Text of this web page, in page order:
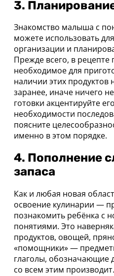
3.
Знакомство малыша с
можете использовать
организации и
Прежде всего, в рецепте
необходимое для
наличии этих продуктов
заранее, иначе ничего
готовки акцентируйте
необходимости
поясните
именно в этом порядке.
4. Пополнение
запаса
Как и любая новая
освоение кулинарии —
познакомить ребёнка с
понятиями. Это
продуктов, овощей,
«помощники» —
глаголы, обозначающие
со всем этим производит.